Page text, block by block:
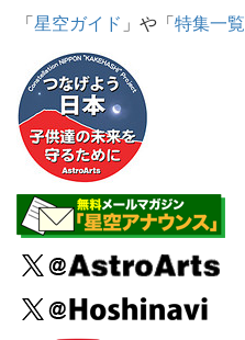
「星空ガイド 」や「特集一覧